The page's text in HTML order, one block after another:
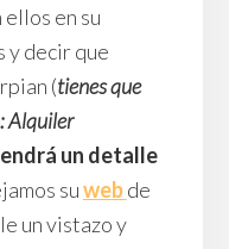
en su
y decir que
(tienes que
Alquiler
un detalle
suwebde
un vistazo y